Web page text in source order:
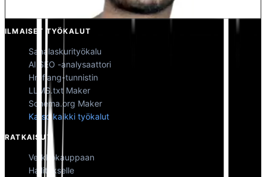
ILMAISET TYÖKALUT
Sanalaskurityökalu
AI SEO -analysaattori
Hreflang-tunnistin
LLMS.txt Maker
Schema.org Maker
Katso kaikki työkalut
RATKAISUT
Verkkokauppaan
Hallitukselle